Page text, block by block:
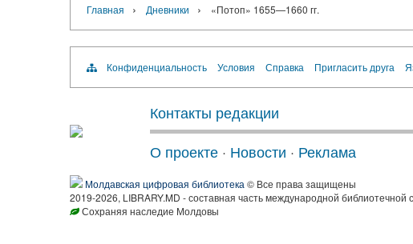
Главная › Дневники › «Потоп» 1655—1660 гг.
Конфиденциальность Условия Справка Пригласить друга
Контакты редакции
О проекте · Новости · Реклама
Молдавская цифровая библиотека © Все права защищены
2019-2026, LIBRARY.MD - составная часть международной библиотечной
Сохраняя наследие Молдовы